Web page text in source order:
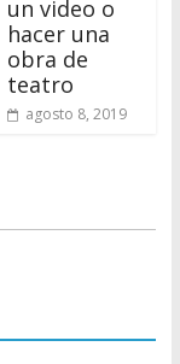
un video o
hacer una
obra de
teatro
agosto 8, 2019